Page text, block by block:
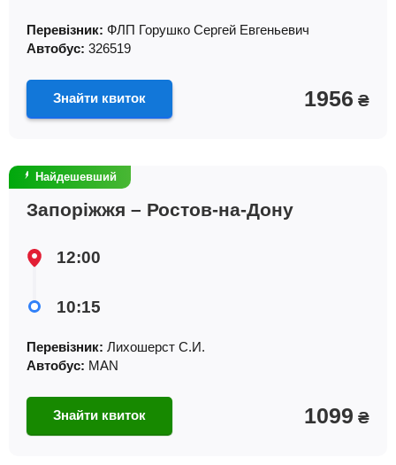
Перевізник: ФЛП Горушко Сергей Евгеньевич
Автобус: 326519
Знайти квиток 1956 ₴
Найдешевший
Запоріжжя – Ростов-на-Дону
12:00
10:15
Перевізник: Лихошерст С.И.
Автобус: MAN
Знайти квиток 1099 ₴